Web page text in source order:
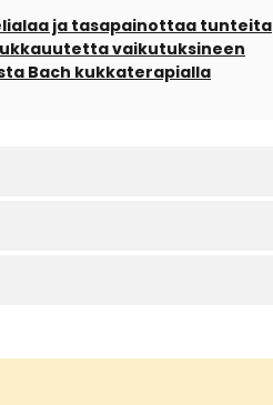
ja tasapainottaa tunteita
vaikutuksineen
Bach kukkaterapialla